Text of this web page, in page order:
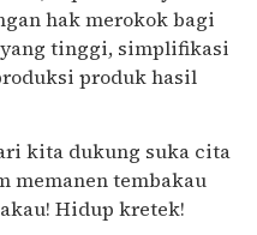
hak merokok bagi
tinggi, simplifikasi
produk hasil
kita dukung suka cita
memanen tembakau
Hidup kretek!